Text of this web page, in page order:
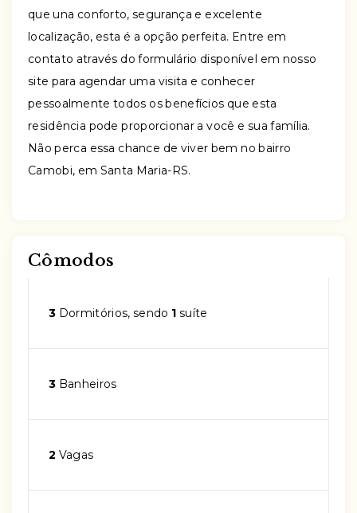
que una conforto, segurança e excelente
localização, esta é a opção perfeita. Entre em
contato através do formulário disponível em nosso
site para agendar uma visita e conhecer
pessoalmente todos os benefícios que esta
residência pode proporcionar a você e sua família.
Não perca essa chance de viver bem no bairro
Camobi, em Santa Maria-RS.
Cômodos
3 Dormitórios, sendo 1 suíte
3 Banheiros
2 Vagas